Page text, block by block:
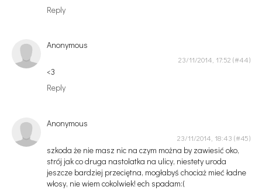
Reply
Anonymous
23/11/2014, 17:52
<3
Reply
Anonymous
23/11/2014, 18:43
szkoda że nie masz nic na czym można by zawiesić oko,
strój jak co druga nastolatka na ulicy, niestety uroda
jeszcze bardziej przeciętna, mogłabyś chociaż mieć ładne
włosy, nie wiem cokolwiek! ech spadam:(